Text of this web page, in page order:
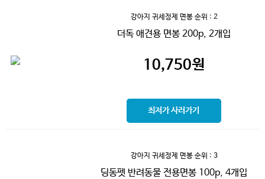
강아지 귀세정제 면봉순위 : 2
더독 애견용 면봉 200p, 2개입
10,750원
최저가 사러가기
강아지 귀세정제 면봉순위 : 3
딩동펫 반려동물 전용면봉 100p, 4개입